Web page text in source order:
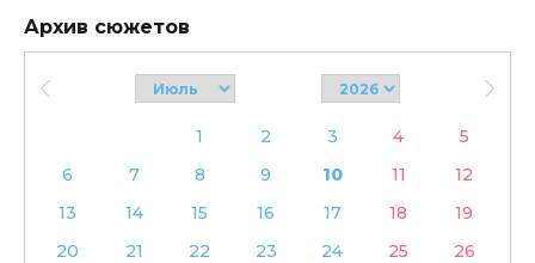
Архив сюжетов
1 2 3 4
5
6
7 8 9 10 11
12
13
14 15 16 17 18
19
20
21 22 23 24 25
26